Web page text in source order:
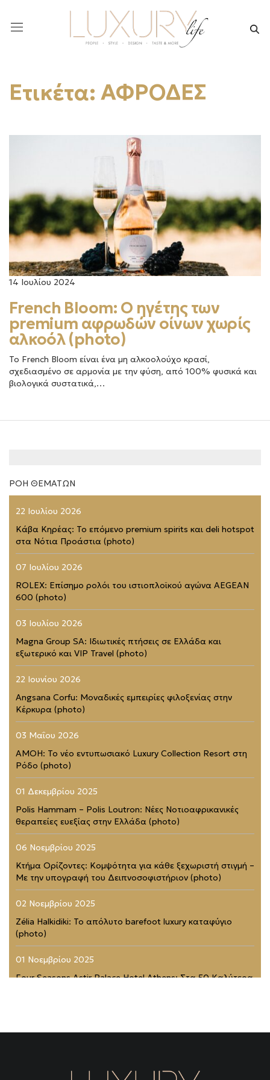
Ετικέτα: ΑΦΡΟΔΕΣ
14 Ιουλίου 2024
French Bloom: Ο ηγέτης των
premium αφρωδών οίνων χωρίς
αλκοόλ (photo)
Το French Bloom είναι ένα μη αλκοολούχο κρασί,
σχεδιασμένο σε αρμονία με την φύση, από 100% φυσικά και
βιολογικά συστατικά,…
ΡΟΗ ΘΕΜΑΤΩΝ
22 Ιουλίου 2026
Κάβα Κηρέας: Το επόμενο premium spirits και deli hotspot
στα Νότια Προάστια (photo)
07 Ιουλίου 2026
ROLEX: Επίσημο ρολόι του ιστιοπλοϊκού αγώνα AEGEAN
600 (photo)
03 Ιουλίου 2026
Magna Group SA: Ιδιωτικές πτήσεις σε Ελλάδα και
εξωτερικό και VIP Travel (photo)
22 Ιουνίου 2026
Angsana Corfu: Μοναδικές εμπειρίες φιλοξενίας στην
Κέρκυρα (photo)
03 Μαΐου 2026
AMOH: Το νέο εντυπωσιακό Luxury Collection Resort στη
Ρόδο (photo)
01 Δεκεμβρίου 2025
Polis Hammam – Polis Loutron: Νέες Νοτιοαφρικανικές
θεραπείες ευεξίας στην Ελλάδα (photo)
06 Νοεμβρίου 2025
Κτήμα Ορίζοντες: Κομψότητα για κάθε ξεχωριστή στιγμή –
Με την υπογραφή του Δειπνοσοφιστήριον (photo)
02 Νοεμβρίου 2025
Zélia Halkidiki: Το απόλυτο barefoot luxury καταφύγιο
(photo)
01 Νοεμβρίου 2025
Four Seasons Astir Palace Hotel Athens: Στα 50 Καλύτερα
Rodopou & Beyond: Ένα από τα πιο εντυπωσιακά
31 Μαΐου 2025